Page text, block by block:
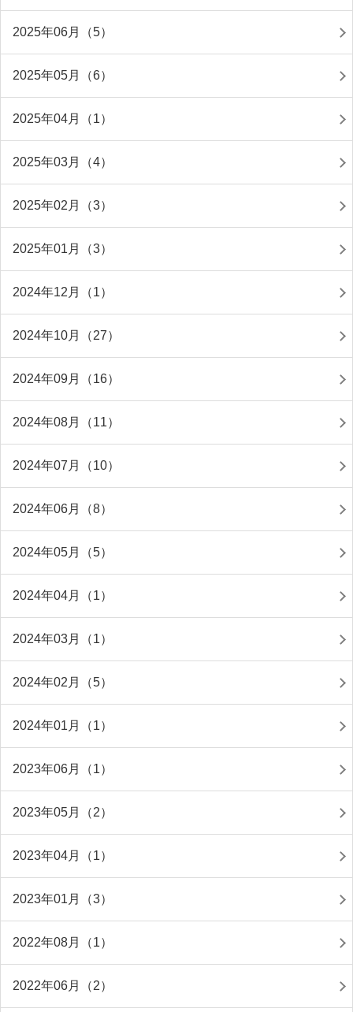
2025年06月（5）
2025年05月（6）
2025年04月（1）
2025年03月（4）
2025年02月（3）
2025年01月（3）
2024年12月（1）
2024年10月（27）
2024年09月（16）
2024年08月（11）
2024年07月（10）
2024年06月（8）
2024年05月（5）
2024年04月（1）
2024年03月（1）
2024年02月（5）
2024年01月（1）
2023年06月（1）
2023年05月（2）
2023年04月（1）
2023年01月（3）
2022年08月（1）
2022年06月（2）